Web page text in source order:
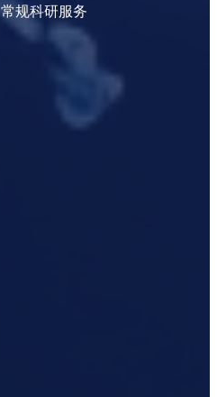
常规科研服务